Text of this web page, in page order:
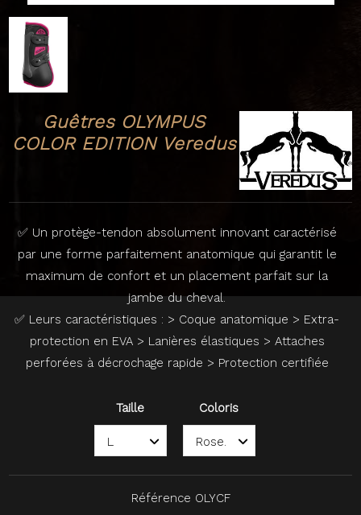
Guêtres OLYMPUS
COLOR EDITION Veredus
✅ Un protège-tendon absolument innovant caractérisé
par une forme parfaitement anatomique qui garantit le
maximum de confort et un placement parfait sur la
jambe du cheval.
✅ Leurs caractéristiques : > Coque anatomique > Extra-
protection en EVA > Lanières élastiques > Attaches
perforées à décrochage rapide > Protection certifiée
Taille Coloris
Référence OLYCF